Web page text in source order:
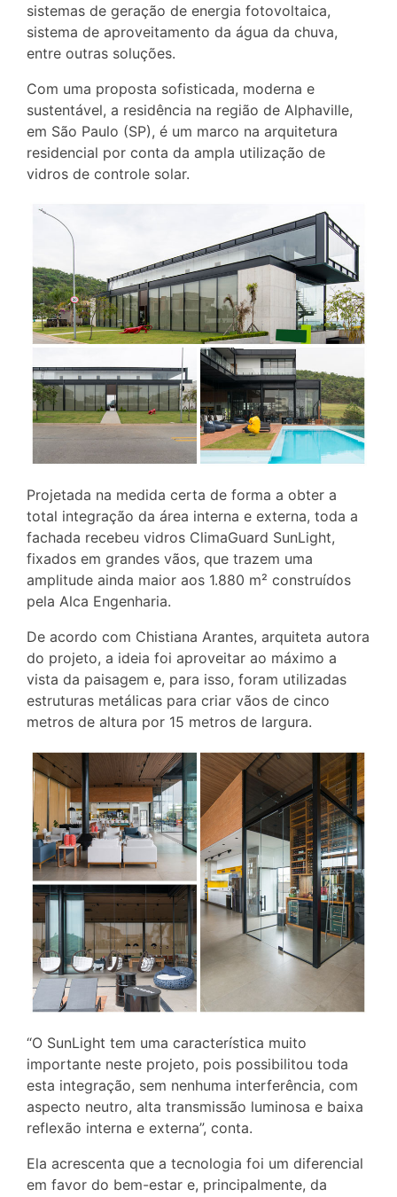
sistemas de geração de energia fotovoltaica,
sistema de aproveitamento da água da chuva,
entre outras soluções.
Com uma proposta sofisticada, moderna e
sustentável, a residência na região de Alphaville,
em São Paulo (SP), é um marco na arquitetura
residencial por conta da ampla utilização de
vidros de controle solar.
Projetada na medida certa de forma a obter a
total integração da área interna e externa, toda a
fachada recebeu vidros ClimaGuard SunLight,
fixados em grandes vãos, que trazem uma
amplitude ainda maior aos 1.880 m² construídos
pela Alca Engenharia.
De acordo com Chistiana Arantes, arquiteta autora
do projeto, a ideia foi aproveitar ao máximo a
vista da paisagem e, para isso, foram utilizadas
estruturas metálicas para criar vãos de cinco
metros de altura por 15 metros de largura.
“O SunLight tem uma característica muito
importante neste projeto, pois possibilitou toda
esta integração, sem nenhuma interferência, com
aspecto neutro, alta transmissão luminosa e baixa
reflexão interna e externa”, conta.
Ela acrescenta que a tecnologia foi um diferencial
em favor do bem-estar e, principalmente, da